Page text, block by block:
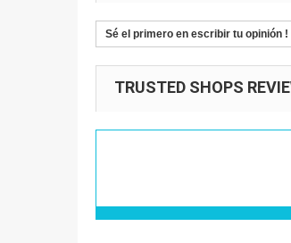
Sé el primero en escribir tu opinión !
TRUSTED SHOPS